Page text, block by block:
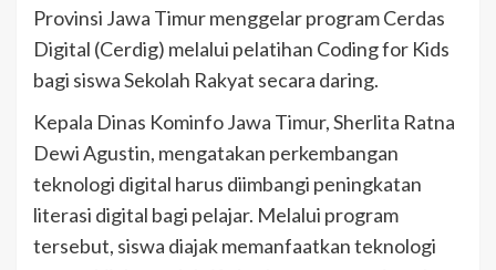
Provinsi Jawa Timur menggelar program Cerdas
Digital (Cerdig) melalui pelatihan Coding for Kids
bagi siswa Sekolah Rakyat secara daring.
Kepala Dinas Kominfo Jawa Timur, Sherlita Ratna
Dewi Agustin, mengatakan perkembangan
teknologi digital harus diimbangi peningkatan
literasi digital bagi pelajar. Melalui program
tersebut, siswa diajak memanfaatkan teknologi